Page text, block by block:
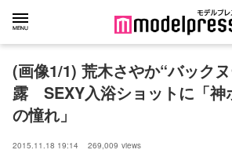
(画像1/1) 荒木さやか“バック
露 SEXY入浴ショットに「神
の憧れ」
2015.11.18 19:14 269,009 views